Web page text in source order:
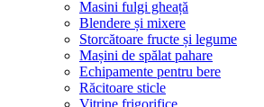
Masini fulgi gheață
Blendere și mixere
Storcătoare fructe și legume
Mașini de spălat pahare
Echipamente pentru bere
Răcitoare sticle
Vitrine frigorifice